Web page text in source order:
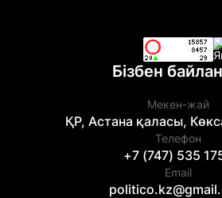
Бізбен
Мекен-жай
ҚР, Астана қаласы,
Телефон
+7 (747) 535
Email